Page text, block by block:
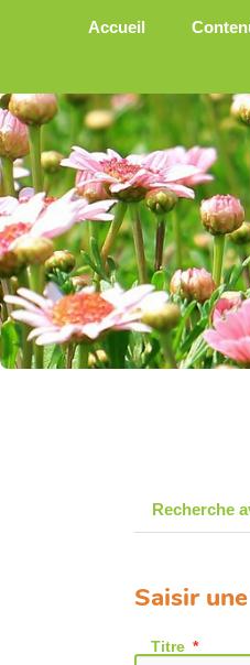
Aller au contenu principal
Accueil
Recherche
Saisir
Titre